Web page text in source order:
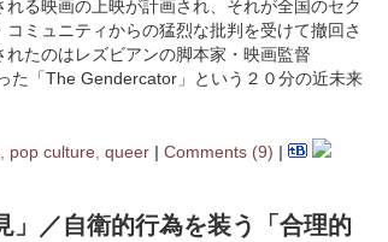
る映画の上映が計画され、それが全国のセク
ミュニティからの猛烈な批判を受けて撤回さ
たのはレズビアンの脚本家・映画監督
た「The Gendercator」という２０分の近未来
pop culture queer | Comments (9) |
」／自衛的行為を装う「合理的